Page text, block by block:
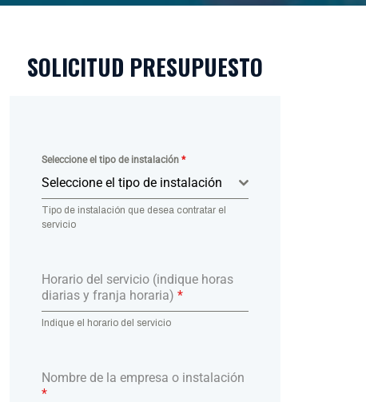
SOLICITUD PRESUPUESTO
Seleccione el tipo de instalación *
Seleccione el tipo de instalación
Tipo de instalación que desea contratar el
servicio
Horario del servicio (indique horas
diarias y franja horaria) *
Indique el horario del servicio
Nombre de la empresa o instalación
*